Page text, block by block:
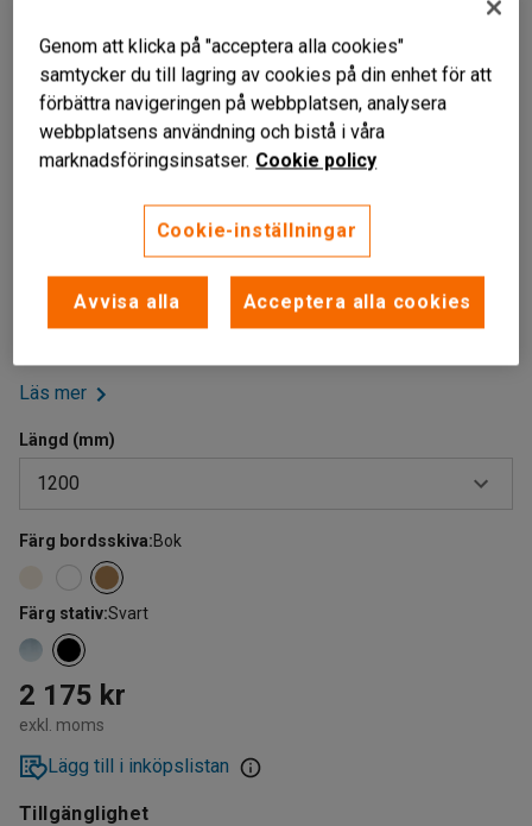
Liknande produkter
Tåligt bordsytskikt i laminat
Platsbesparande vid förvaring
Praktiskt, hopfällbart bord som kan användas i de flesta
miljöer. Fällbordet står stadigt och är lätt att rengöra när det
Läs mer
Längd (mm)
1200
1200
Färg bordsskiva:Bok
Färg stativ:Svart
2 175 kr
exkl. moms
Lägg till i inköpslistan
Tillgänglighet
Genom att klicka på "acceptera alla cookies"
samtycker du till lagring av cookies på din enhet för att
förbättra navigeringen på webbplatsen, analysera
webbplatsens användning och bistå i våra
marknadsföringsinsatser. Cookie policy
Cookie-inställningar
Avvisa alla Acceptera alla cookies